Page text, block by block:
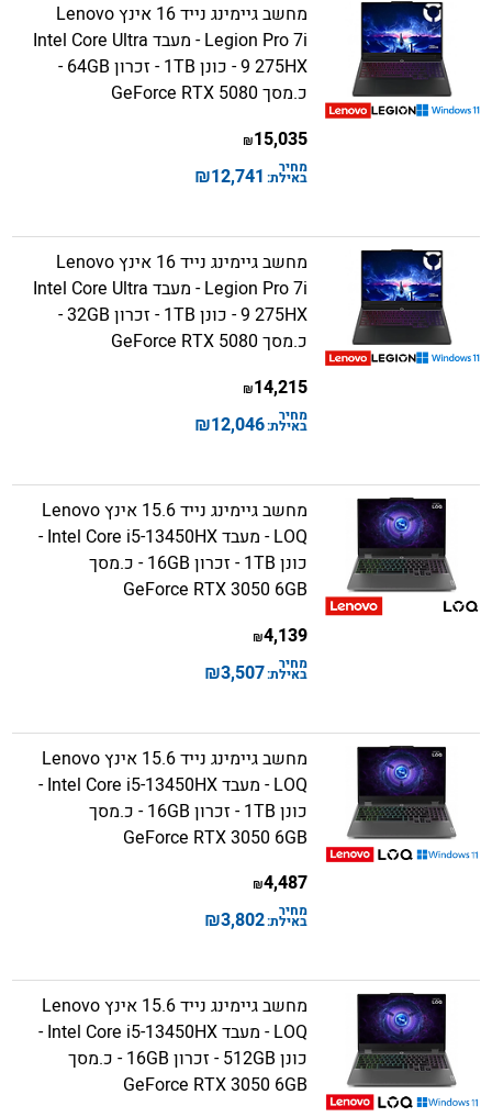
מחשב גיימינג נייד 16 אינץ Lenovo
Legion Pro 7i - מעבד Intel Core Ultra
9 275HX - כונן 1TB - זכרון 64GB -
כ.מסך GeForce RTX 5080
15,035
₪
מחיר
באילת: 12,741
₪
מחשב גיימינג נייד 16 אינץ Lenovo
Legion Pro 7i - מעבד Intel Core Ultra
9 275HX - כונן 1TB - זכרון 32GB -
כ.מסך GeForce RTX 5080
14,215
₪
מחיר
באילת:12,046
₪
מחשב גיימינג נייד 15.6 אינץ Lenovo
LOQ - מעבד Intel Core i5-13450HX -
כונן 1TB - זכרון 16GB - כ.מסך
GeForce RTX 3050 6GB
4,139
₪
מחיר
באילת:3,507
₪
מחשב גיימינג נייד 15.6 אינץ Lenovo
LOQ - מעבד Intel Core i5-13450HX -
כונן 1TB - זכרון 16GB - כ.מסך
GeForce RTX 3050 6GB
4,487
₪
מחיר
באילת:3,802
₪
מחשב גיימינג נייד 15.6 אינץ Lenovo
LOQ - מעבד Intel Core i5-13450HX -
כונן 512GB - זכרון 16GB - כ.מסך
GeForce RTX 3050 6GB